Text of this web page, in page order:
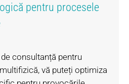
pentru procesele
consultanță pentru
vă puteți optimiza